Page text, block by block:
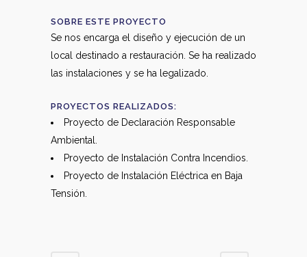
SOBRE ESTE PROYECTO
Se nos encarga el diseño y ejecución de un
local destinado a restauración. Se ha realizado
las instalaciones y se ha legalizado.
PROYECTOS REALIZADOS:
Proyecto de Declaración Responsable
Ambiental.
Proyecto de Instalación Contra Incendios.
Proyecto de Instalación Eléctrica en Baja
Tensión.